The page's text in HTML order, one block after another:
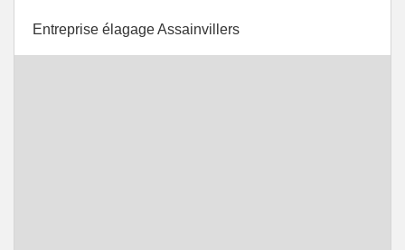
Entreprise élagage Assainvillers